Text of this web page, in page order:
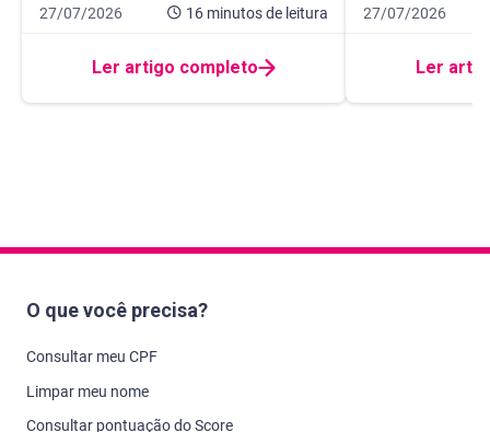
Data de publicação 27 de julho de 2026
27/07/2026 16 minutosde leitura
16 minutos de leitura
Ler artigo completo
Data de
27/07/2026
10 minutos de
Ler
O que você precisa?
Consultar meu CPF
Limpar meu nome
Consultar pontuação do Score